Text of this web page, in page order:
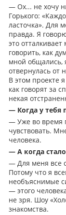
— Ох... не хочу
Горького:
ласточка». Для
правда. Я
это
говорить, как
мной общались,
отвернулась от
В этом проекте
как говорят за
некая
— Когда у тебя
— Уже во время
чувствовать.
человека.
— А когда
— Для меня все
Потому что я
необъяснимые
— этого
не зря. Шоу
знакомства.